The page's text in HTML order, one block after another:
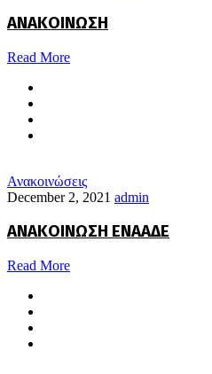
ΑΝΑΚΟΙΝΩΣΗ
Read More
Ανακοινώσεις
December 2, 2021 admin
ΑΝΑΚΟΙΝΩΣΗ ΕΝΑΑΔΕ
Read More